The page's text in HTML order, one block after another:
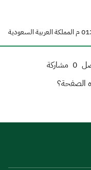
0 مشاركة
الصفحة؟